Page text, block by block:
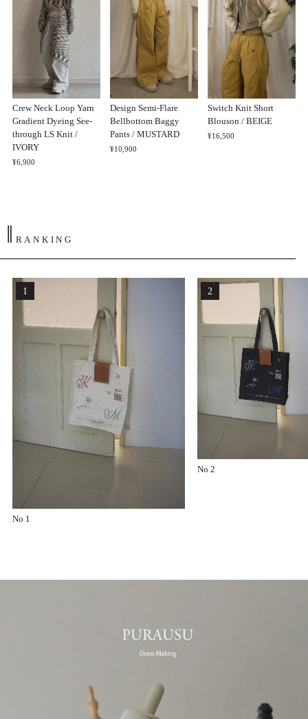
Crew Neck Loop Yarn
Gradient Dyeing See-
through LS Knit /
IVORY
¥6,900
Design Semi-Flare
Bellbottom Baggy
Pants / MUSTARD
¥10,900
Switch Knit Short
Blouson / BEIGE
¥16,500
‖ RANKING
No 1
No 2